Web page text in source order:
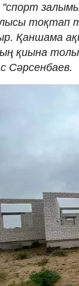
"спорт
тоқтап
Қаншама
қиына
Сәрсенбаев.